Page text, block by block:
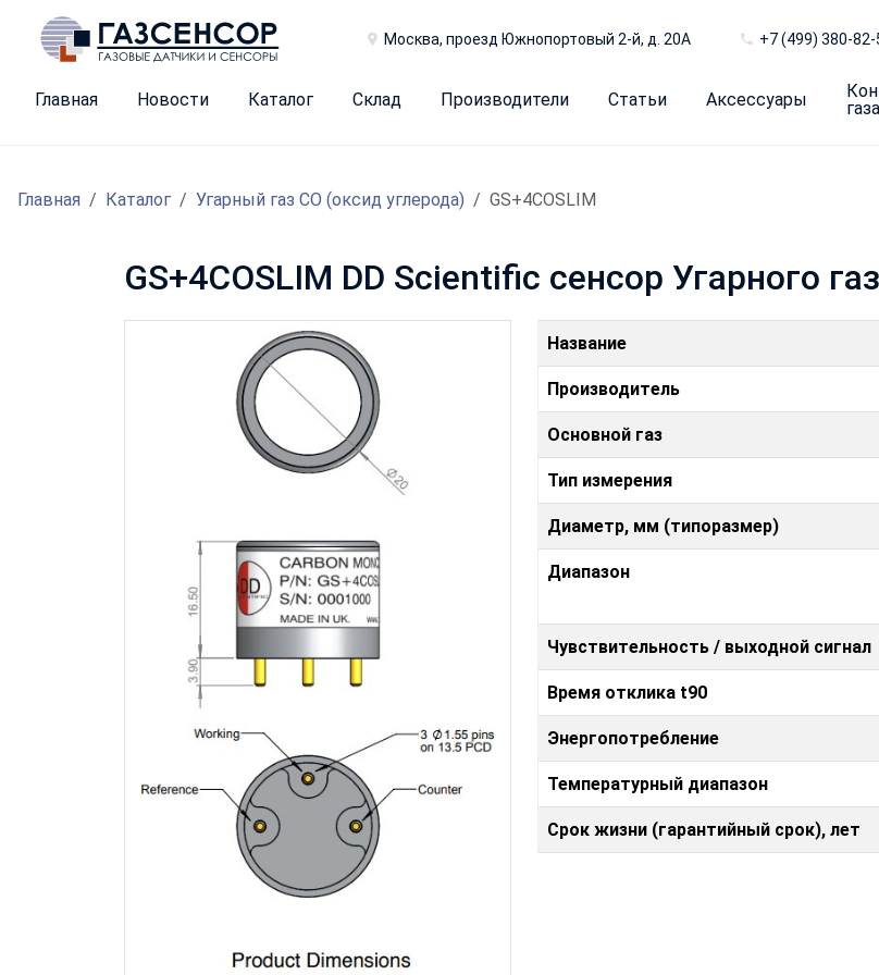
Москва, проезд Южнопортовый 2-й, д. 20А +7 (499) 380-82-
Главная Новости Каталог Склад Производители Статьи Аксессуары
газа
Главная Каталог Угарный газ CO (оксид углерода) GS+4COSLIM
GS+4COSLIM DD Scientific сенсор Угарного
Название
Производитель
Основной газ
Тип измерения
Диаметр, мм (типоразмер)
Диапазон
Чувствительность / выходной сигнал
Время отклика t90
Энергопотребление
Температурный диапазон
Срок жизни (гарантийный срок), лет